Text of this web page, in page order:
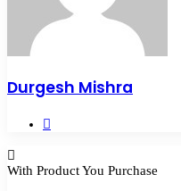
Durgesh Mishra
With Product You Purchase